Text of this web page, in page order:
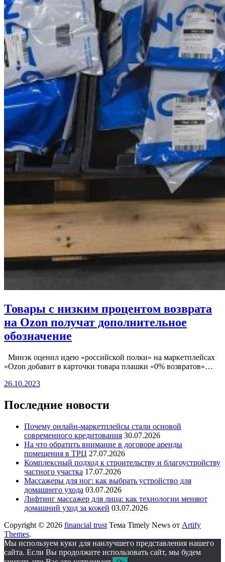
Товары с низким процентом возврата
на Ozon получат дополнительное
обозначение
Минэк оценил идею «российской полки» на маркетплейсах
«Ozon добавит в карточки товара плашки «0% возвратов»…
26.10.2023
Последние новости
Почему онлайн-маркетплейсы стали основой
современного кредитования 30.07.2026
На что обратить внимание в договоре аренды
помещения в ТРЦ 27.07.2026
Комплексный подход к строительству и благоустройству
частного участка 17.07.2026
Массажеры для ног: как выбрать устройство для
домашнего ухода 03.07.2026
Лифтинг массажер для лица: как технологии меняют
домашний уход за кожей 03.07.2026
Copyright © 2026 financial trust Тема Timely News от Artify
Themes.
Мы используем куки для наилучшего представления нашего
сайта. Если Вы продолжите использовать сайт, мы будем